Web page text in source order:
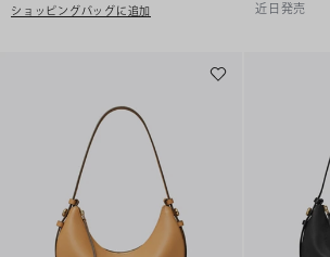
ショッピングバッグに追加
近日発売